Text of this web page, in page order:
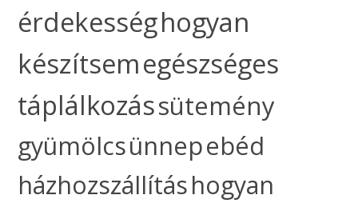
érdekességhogyan
készítsemegészséges
táplálkozássütemény
gyümölcsünnepebéd
házhozszállításhogyan